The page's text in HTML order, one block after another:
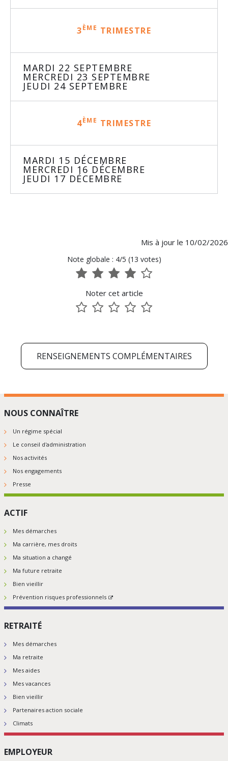
3ÈME TRIMESTRE
MARDI 22 SEPTEMBRE
MERCREDI 23 SEPTEMBRE
JEUDI 24 SEPTEMBRE
4ÈME TRIMESTRE
MARDI 15 DÉCEMBRE
MERCREDI 16 DÉCEMBRE
JEUDI 17 DÉCEMBRE
Mis à jour le 10/02/2026
Note globale : 4/5 (13 votes)
1
5
2
5
3
5
4
5
Noter cet article
1 2 3 4
RENSEIGNEMENTS COMPLÉMENTAIRES
NOUS CONNAÎTRE
Un régime spécial
Le conseil d'administration
Nos activités
Nos engagements
Presse
ACTIF
Mes démarches
Ma carrière, mes droits
Ma situation a changé
Ma future retraite
Bien vieillir
Prévention risques professionnels
RETRAITÉ
Mes démarches
Ma retraite
Mes aides
Mes vacances
Bien vieillir
Partenaires action sociale
Climats
EMPLOYEUR